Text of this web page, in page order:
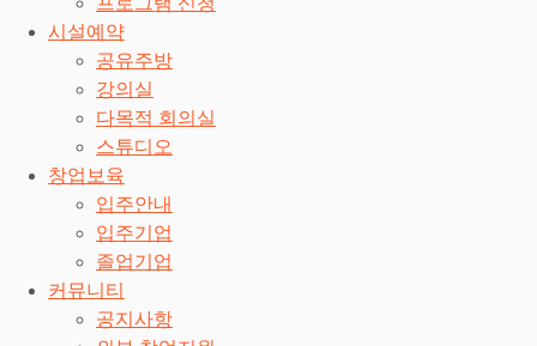
시설예약
공유주방
강의실
다목적 회의실
스튜디오
창업보육
입주안내
입주기업
졸업기업
커뮤니티
공지사항